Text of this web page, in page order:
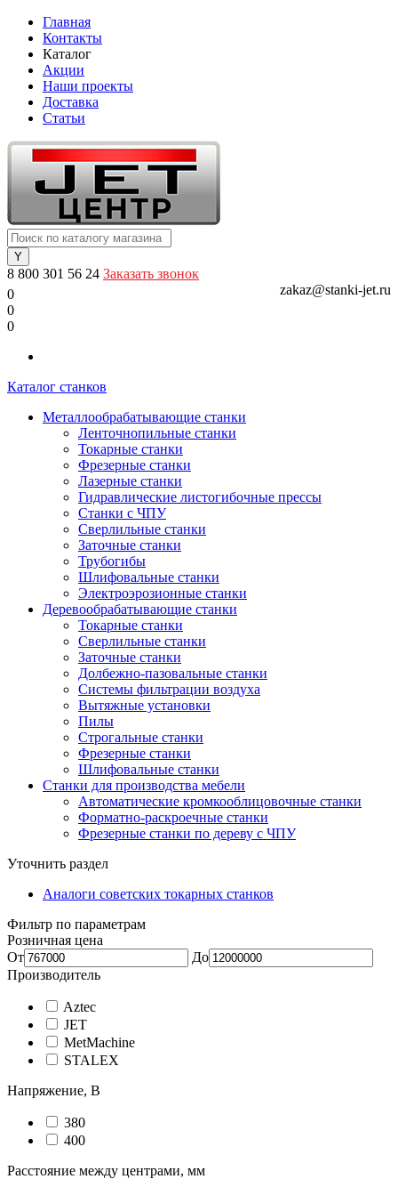
Главная
Контакты
Каталог
Акции
Наши проекты
Доставка
Статьи
8 800 301 56 24 Заказать звонок
zakaz@stanki-jet.ru
0
0
0
Каталог станков
Металлообрабатывающие станки
Ленточнопильные станки
Токарные станки
Фрезерные станки
Лазерные станки
Гидравлические листогибочные прессы
Станки с ЧПУ
Сверлильные станки
Заточные станки
Трубогибы
Шлифовальные станки
Электроэрозионные станки
Деревообрабатывающие станки
Токарные станки
Сверлильные станки
Заточные станки
Долбежно-пазовальные станки
Системы фильтрации воздуха
Вытяжные установки
Пилы
Строгальные станки
Фрезерные станки
Шлифовальные станки
Станки для производства мебели
Автоматические кромкооблицовочные станки
Форматно-раскроечные станки
Фрезерные станки по дереву с ЧПУ
Уточнить раздел
Аналоги советских токарных станков
Фильтр по параметрам
Розничная цена
От
До
Производитель
Aztec
JET
MetMachine
STALEX
Напряжение, В
380
400
Расстояние между центрами, мм